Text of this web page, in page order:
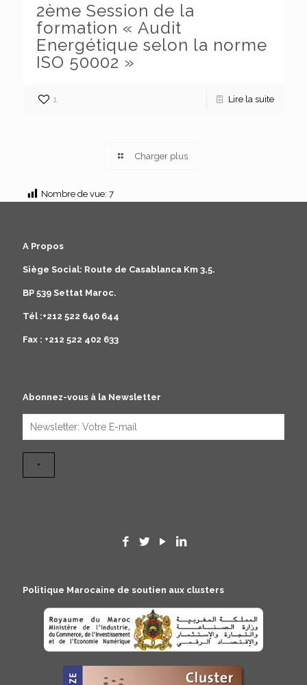
2ème Session de la
formation « Audit
Energétique selon la norme
ISO 50002 »
1 Lire la suite
Charger plus
Nombre de vue: 7
A Propos
Siège Social: Route de Casablanca Km 3,5.
BP 539 Settat Maroc.
Tél :+212 522 640 644
Fax : +212 522 402 633
Abonnez-vous à la Newsletter
Politique Marocaine de soutien aux clusters